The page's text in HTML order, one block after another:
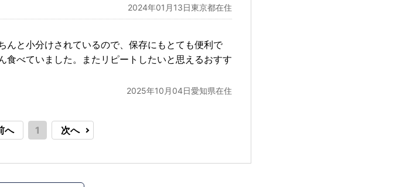
2024年01月13日東京都在住
んと小分けされているので、保存にもとても便利で
べていました。またリピートしたいと思えるおすす
2025年10月04日愛知県在住
へ 1 次へ